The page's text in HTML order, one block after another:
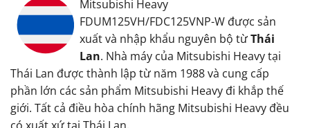
Mitsubishi Heavy
FDUM125VH/FDC125VNP-W được sản
xuất và nhập khẩu nguyên bộ từThái
Lan. Nhà máy của Mitsubishi Heavy tại
Thái Lan được thành lập từ năm 1988 và cung cấp
phần lớn các sản phẩm Mitsubishi Heavy đi khắp thế
giới. Tất cả điều hòa chính hãng Mitsubishi Heavy đều